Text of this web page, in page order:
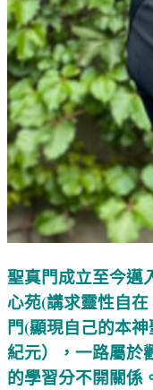
聖真門成立至今邁
心苑(講求靈性自
門(顯現自己的本
紀元），一路屬於
的學習分不開關係